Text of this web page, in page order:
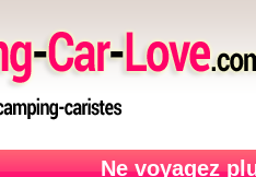
Ne voyagez